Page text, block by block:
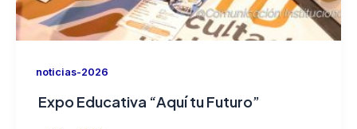
noticias-2026
Expo Educativa “Aquí tu Futuro”